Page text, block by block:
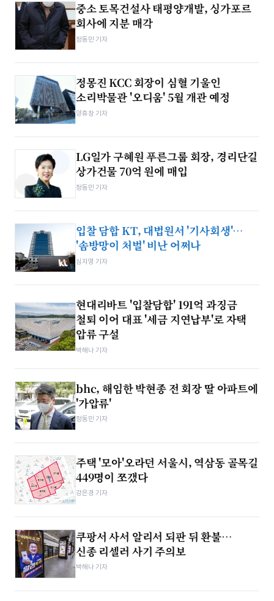
중소 토목건설사 태평양개발, 싱가포르
회사에 지분 매각
정동민 기자
정몽진 KCC 회장이 심혈 기울인
소리박물관 '오디움' 5월 개관 예정
양휴창 기자
LG일가 구혜원 푸른그룹 회장, 경리단길
상가건물 70억 원에 매입
정동민 기자
입찰 담합 KT, 대법원서 '기사회생'…
'솜방망이 처벌' 비난 어쩌나
심지영 기자
현대리바트 '입찰담합' 191억 과징금
철퇴 이어 대표 '세금 지연납부'로 자택
압류 구설
박해나 기자
bhc, 해임한 박현종 전 회장 딸 아파트에
'가압류'
정동민 기자
주택 '모아'오라던 서울시, 역삼동 골목길
449명이 쪼갰다
강은경 기자
쿠팡서 사서 알리서 되판 뒤 환불…
신종 리셀러 사기 주의보
박해나 기자